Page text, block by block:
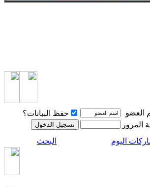
العضو
حفظ البيانات؟
المرور
اليوم البحث